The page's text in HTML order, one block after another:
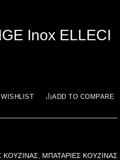
Inox ELLECI
ADD TO COMPARE
ΚΟΥΖΙΝΑΣ
ΜΠΑΤΑΡΙΕΣ ΚΟΥΖΙΝΑΣ